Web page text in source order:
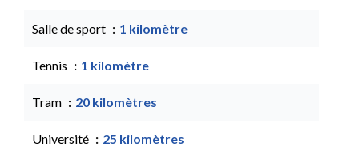
Salle de sport 1 kilomètre
Tennis 1 kilomètre
Tram 20 kilomètres
Université 25 kilomètres